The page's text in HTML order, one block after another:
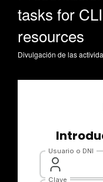
tasks for
resources